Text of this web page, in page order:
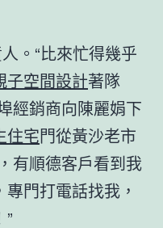
。“比來忙得幾乎
子空間設計著隊
經銷商向陳麗娟下
住宅門從黃沙老市
有順德客戶看到我
門打電話找我，